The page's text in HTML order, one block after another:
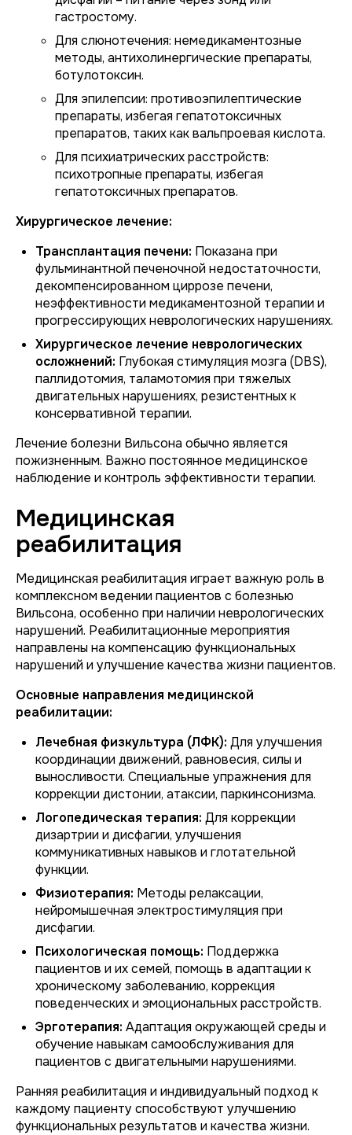
гастростому.
Для слюнотечения: немедикаментозные
методы, антихолинергические препараты,
ботулотоксин.
Для эпилепсии: противоэпилептические
препараты, избегая гепатотоксичных
препаратов, таких как вальпроевая кислота.
Для психиатрических расстройств:
психотропные препараты, избегая
гепатотоксичных препаратов.
Хирургическое лечение:
Трансплантация печени: Показана при
фульминантной печеночной недостаточности,
декомпенсированном циррозе печени,
неэффективности медикаментозной терапии и
прогрессирующих неврологических нарушениях.
Хирургическое лечение неврологических
осложнений: Глубокая стимуляция мозга (DBS),
паллидотомия, таламотомия при тяжелых
двигательных нарушениях, резистентных к
консервативной терапии.
Лечение болезни Вильсона обычно является
пожизненным. Важно постоянное медицинское
наблюдение и контроль эффективности терапии.
Медицинская
реабилитация
Медицинская реабилитация играет важную роль в
комплексном ведении пациентов с болезнью
Вильсона, особенно при наличии неврологических
нарушений. Реабилитационные мероприятия
направлены на компенсацию функциональных
нарушений и улучшение качества жизни пациентов.
Основные направления медицинской
реабилитации:
Лечебная физкультура (ЛФК): Для улучшения
координации движений, равновесия, силы и
выносливости. Специальные упражнения для
коррекции дистонии, атаксии, паркинсонизма.
Логопедическая терапия: Для коррекции
дизартрии и дисфагии, улучшения
коммуникативных навыков и глотательной
функции.
Физиотерапия: Методы релаксации,
нейромышечная электростимуляция при
дисфагии.
Психологическая помощь: Поддержка
пациентов и их семей, помощь в адаптации к
хроническому заболеванию, коррекция
поведенческих и эмоциональных расстройств.
Эрготерапия: Адаптация окружающей среды и
обучение навыкам самообслуживания для
пациентов с двигательными нарушениями.
Ранняя реабилитация и индивидуальный подход к
каждому пациенту способствуют улучшению
функциональных результатов и качества жизни.